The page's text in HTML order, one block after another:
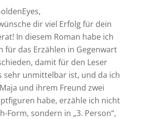
dir viel Erfolg für dein
In diesem Roman habe ich
für das Erzählen in Gegenwart
damit für den Leser
sehr unmittelbar ist, und da ich
und ihrem Freund zwei
habe, erzähle ich nicht
Form, sondern in „3. Person“,